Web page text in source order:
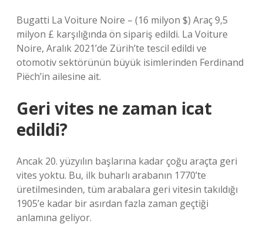
Bugatti La Voiture Noire – (16 milyon $) Araç 9,5
milyon £ karşılığında ön sipariş edildi. La Voiture
Noire, Aralık 2021’de Zürih’te tescil edildi ve
otomotiv sektörünün büyük isimlerinden Ferdinand
Piëch’in ailesine ait.
Geri vites ne zaman icat
edildi?
Ancak 20. yüzyılın başlarına kadar çoğu araçta geri
vites yoktu. Bu, ilk buharlı arabanın 1770’te
üretilmesinden, tüm arabalara geri vitesin takıldığı
1905’e kadar bir asırdan fazla zaman geçtiği
anlamına geliyor.